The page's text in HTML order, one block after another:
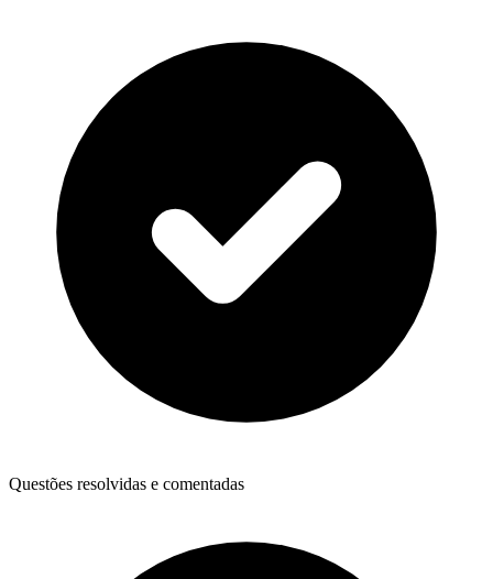
Questões resolvidas e comentadas